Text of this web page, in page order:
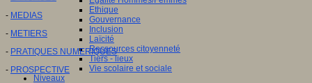
Ethique
Gouvernance
Inclusion
Laïcité
Ressources citoyenneté
Tiers - lieux
Vie scolaire et sociale
Niveaux
- MEDIAS
- METIERS
- PRATIQUES NUMERIQUES
- PROSPECTIVE